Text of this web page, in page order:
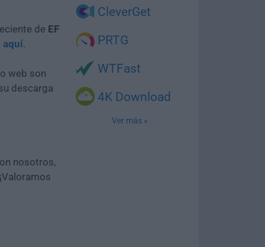
CleverGet
PRTG
WTFast
4K Download
Ver más »
de EF
aquí.
web son
descarga
nosotros,